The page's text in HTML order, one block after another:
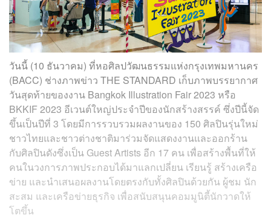
วันนี้ (10 ธันวาคม) ที่หอศิลปวัฒนธรรมแห่งกรุงเทพมหานคร
(BACC) ช่างภาพข่าว THE STANDARD เก็บภาพบรรยากาศ
วันสุดท้ายของงาน Bangkok Illustration Fair 2023 หรือ
BKKIF 2023 อีเวนต์ใหญ่ประจำปีของนักสร้างสรรค์ ซึ่งปีนี้จัด
ขึ้นเป็นปีที่ 3 โดยมีการรวบรวมผลงานของ 150 ศิลปินรุ่นใหม่
ชาวไทยและชาวต่างชาติมาร่วมจัดแสดงงานและออกร้าน
กับศิลปินดังซึ่งเป็น Guest Artists อีก 17 คน เพื่อสร้างพื้นที่ให้
คนในวงการภาพประกอบได้มาแลกเปลี่ยน เรียนรู้ สร้างเครือ
ข่าย และนำเสนอผลงานโดยตรงกับทั้งศิลปินด้วยกัน ผู้ชม นัก
สะสม และเครือข่ายธุรกิจ เพื่อสนับสนุนคอมมูนิตี้นักวาดให้
โตขึ้น